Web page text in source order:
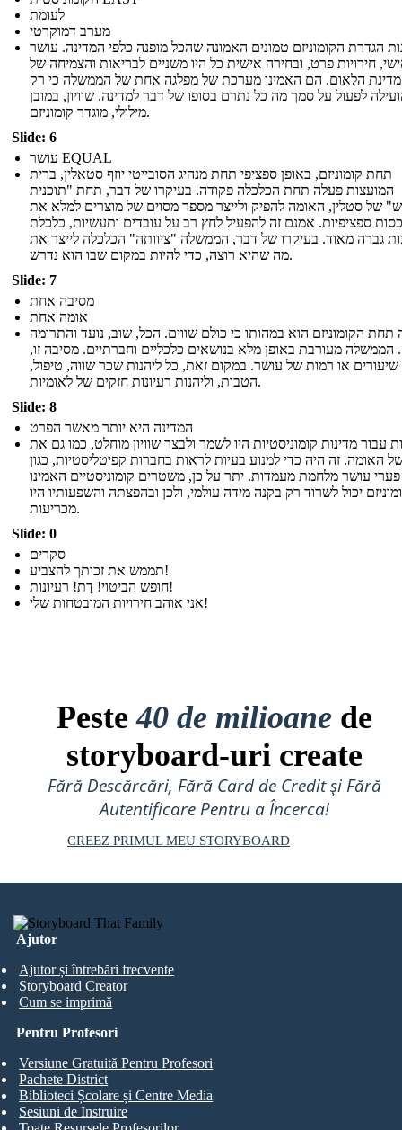
לעומת
מערב דמוקרטי
הגדרת הקומוניזם טמונים האמונה שהכל מופנה כלפי המדינה. עושר
חירויות פרט, ובחירה אישית כל היו משניים לבריאות והצמיחה של
מדינת הלאום. הם האמינו מערכת של מפלגה אחת של הממשלה כי רק
לפעול על סמך מה כל נתרם בסופו של דבר למדינה. שוויון, במובן
מילולי, מוגדר קומוניזם.
Slide: 6
עושר EQUAL
תחת קומוניזם, באופן ספציפי תחת מנהיג הסובייטי יוזף סטאלין, ברית
המועצות פעלה תחת הכלכלה פקודה. בעיקרו של דבר, תחת "תוכנית
של סטלין, האומה להפיק ולייצר מספר מסוים של מוצרים למלא את
ספציפיות. אמנם זה להפעיל לחץ רב על עובדים ותעשיות, כלכלת
גברה מאוד. בעיקרו של דבר, הממשלה "ציוותה" הכלכלה לייצר את
מה שהיא רוצה, כדי להיות במקום שבו הוא נדרש.
Slide: 7
מסיבה אחת
אומה אחת
תחת הקומוניזם הוא במהותו כי כולם שווים. הכל, שוב, נועד והתרומה
הממשלה מעורבת באופן מלא בנושאים כלכליים וחברתיים. מסיבה זו,
שיעורים או רמות של עושר. במקום זאת, כל ליהנות שכר שווה, טיפול,
הטבות, וליהנות רעיונות חזקים של לאומיות.
Slide: 8
המדינה היא יותר מאשר הפרט
עבור מדינות קומוניסטיות היו לשמר ולבצר שוויון מוחלט, כמו גם את
האומה. זה היה כדי למנוע בעיות לראות בחברות קפיטליסטיות, כגון
פערי עושר מלחמת מעמדות. יתר על כן, משטרים קומוניסטיים האמינו
יכול לשרוד רק בקנה מידה עולמי, ולכן ובהפצתה והשפעותיו היו
מכריעות.
Slide: 0
סקרים
תממש את זכותך להצביע!
חופש הביטוי! דָת! רעיונות!
אני אוהב חירויות המובטחות שלי!
Peste40 de milioane de
storyboard-uri create
Fără Descărcări, Fără Card de Credit și Fără
Autentificare Pentru a Încerca!
CREEZ PRIMUL MEU STORYBOARD
Ajutor
Ajutor și întrebări frecvente
Storyboard Creator
Cum se imprimă
Pentru Profesori
Versiune Gratuită Pentru Profesori
Pachete District
Biblioteci Școlare și Centre Media
Sesiuni de Instruire